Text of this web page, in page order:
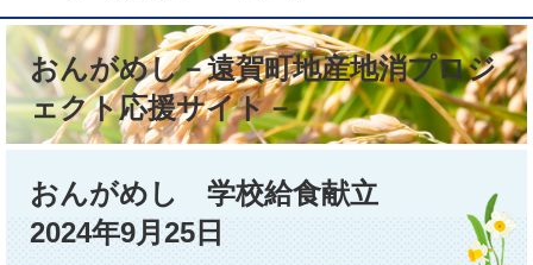
。
て
へ
おんがめし－遠賀町地産地消プロジ
ェクト応援サイト－
おんがめし 学校給食献立
2024年9月25日